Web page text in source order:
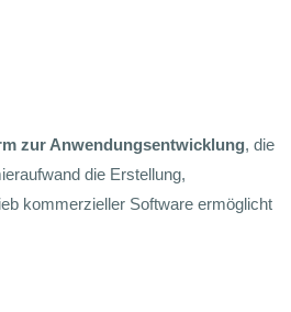
zur Anwendungsentwicklung, die
die Erstellung,
kommerzieller Software ermöglicht